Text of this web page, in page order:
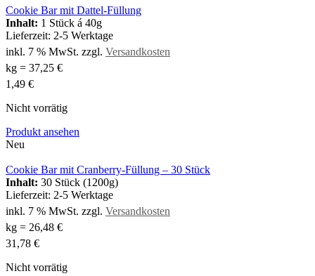
Cookie Bar mit Dattel-Füllung
Inhalt: 1 Stück á 40g
Lieferzeit: 2-5 Werktage
inkl. 7 % MwSt. zzgl. Versandkosten
kg = 37,25 €
1,49 €
Nicht vorrätig
Produkt ansehen
Neu
Cookie Bar mit Cranberry-Füllung – 30 Stück
Inhalt: 30 Stück (1200g)
Lieferzeit: 2-5 Werktage
inkl. 7 % MwSt. zzgl. Versandkosten
kg = 26,48 €
31,78 €
Nicht vorrätig